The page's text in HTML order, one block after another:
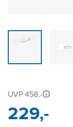
UVP 458,-
229,-